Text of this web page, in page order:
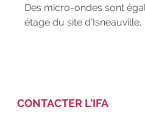
Rentrées 2026-
les dates
|
Participez
Des micro-ondes sont
étage du site d’Isneauville.
CONTACTER L’IFA